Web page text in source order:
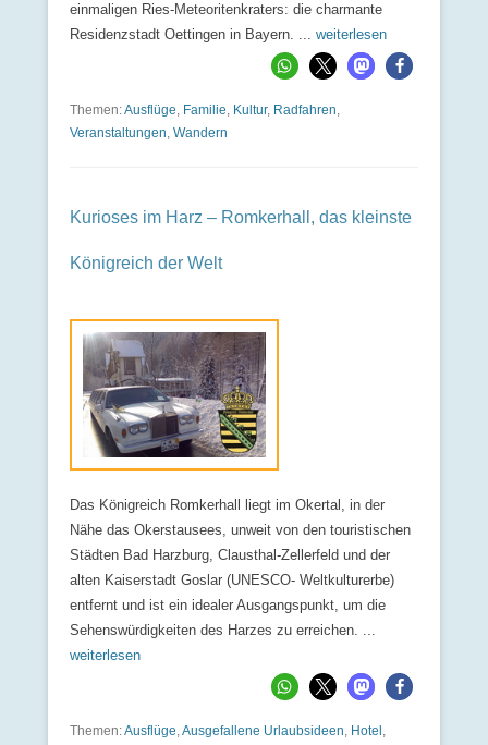
einmaligen Ries-Meteoritenkraters: die charmante
Residenzstadt Oettingen in Bayern. ... weiterlesen
Themen:Ausflüge, Familie, Kultur, Radfahren,
Veranstaltungen, Wandern
Kurioses im Harz – Romkerhall, das kleinste
Königreich der Welt
Das Königreich Romkerhall liegt im Okertal, in der
Nähe das Okerstausees, unweit von den touristischen
Städten Bad Harzburg, Clausthal-Zellerfeld und der
alten Kaiserstadt Goslar (UNESCO- Weltkulturerbe)
entfernt und ist ein idealer Ausgangspunkt, um die
Sehenswürdigkeiten des Harzes zu erreichen. ...
weiterlesen
Themen:Ausflüge,Ausgefallene Urlaubsideen, Hotel ,